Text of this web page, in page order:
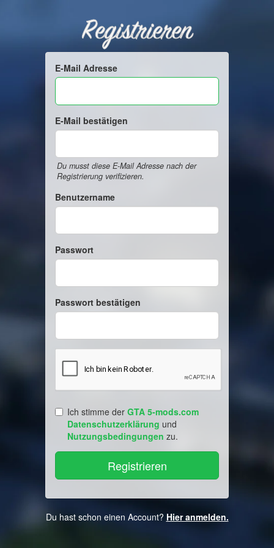
Registrieren
E-Mail Adresse
E-Mail bestätigen
Du musst diese E-Mail Adresse nach der
Registrierung verifizieren.
Benutzername
Passwort
Passwort bestätigen
Ich stimme der GTA 5-mods.com
Datenschutzerklärung und
Nutzungsbedingungen zu.
Du hast schon einen Account? Hier anmelden.